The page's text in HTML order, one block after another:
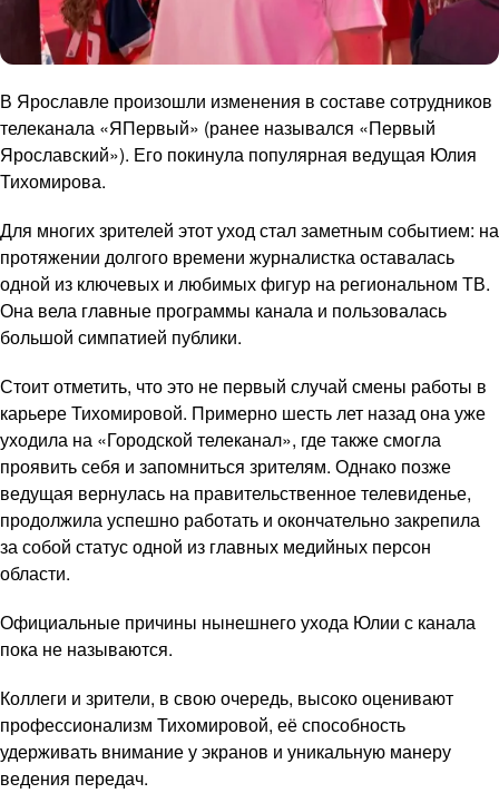
В Ярославле произошли изменения в составе сотрудников
телеканала «ЯПервый» (ранее назывался «Первый
Ярославский»). Его покинула популярная ведущая Юлия
Тихомирова.
Для многих зрителей этот уход стал заметным событием: на
протяжении долгого времени журналистка оставалась
одной из ключевых и любимых фигур на региональном ТВ.
Она вела главные программы канала и пользовалась
большой симпатией публики.
Стоит отметить, что это не первый случай смены работы в
карьере Тихомировой. Примерно шесть лет назад она уже
уходила на «Городской телеканал», где также смогла
проявить себя и запомниться зрителям. Однако позже
ведущая вернулась на правительственное телевиденье,
продолжила успешно работать и окончательно закрепила
за собой статус одной из главных медийных персон
области.
Официальные причины нынешнего ухода Юлии с канала
пока не называются.
Коллеги и зрители, в свою очередь, высоко оценивают
профессионализм Тихомировой, её способность
удерживать внимание у экранов и уникальную манеру
ведения передач.